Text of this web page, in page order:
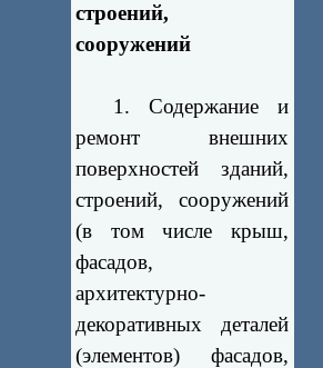
строений,
сооружений
1. Содержание и
ремонт внешних
поверхностей зданий,
строений, сооружений
(в том числе крыш,
фасадов,
архитектурно-
декоративных деталей
(элементов) фасадов,